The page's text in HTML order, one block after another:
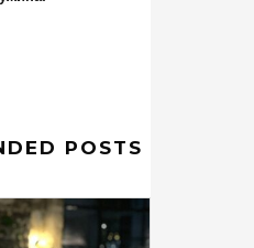
POSTS